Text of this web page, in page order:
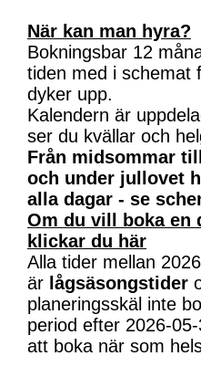
När kan man hyra?
Bokningsbar 12
tiden med i schemat
dyker upp.
Kalendern är
ser du kvällar och
Från midsommar
och under jullovet
alla dagar - se
Om du vill boka en
klickar du här
Alla tider mellan
är lågsäsongstider
planeringsskäl inte
period efter 2026-
att boka när som